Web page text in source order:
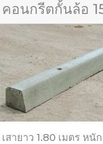
คอนกรีตกั้นล้อ
เสายาว 1.80 เมตร หนั